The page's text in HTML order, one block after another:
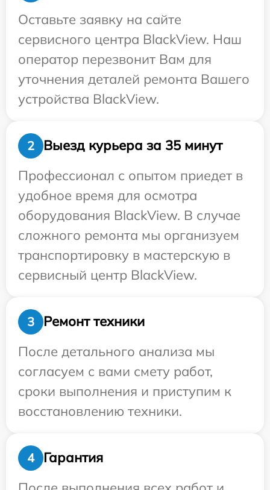
Оставьте заявку на сайте
сервисного центра BlackView. Наш
оператор перезвонит Вам для
уточнения деталей ремонта Вашего
устройства BlackView.
2
Выезд курьера за 35 минут
Профессионал с опытом приедет в
удобное время для осмотра
оборудования BlackView. В случае
сложного ремонта мы организуем
транспортировку в мастерскую в
сервисный центр BlackView.
3
Ремонт техники
После детального анализа мы
согласуем с вами смету работ,
сроки выполнения и приступим к
восстановлению техники.
4
Гарантия